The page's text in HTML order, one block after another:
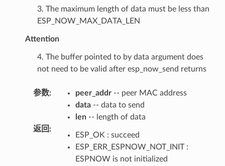
3. The maximum length of data must be less than
ESP_NOW_MAX_DATA_LEN
Attention
4. The buffer pointed to by data argument does
not need to be valid after esp_now_send returns
参数: peer_addr-- peer MAC address
data-- data to send
len-- length of data
返回 :
ESP_OK : succeed
ESP_ERR_ESPNOW_NOT_INIT :
ESPNOW is not initialized